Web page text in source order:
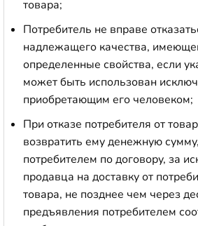
товара;
Потребитель не вправе
надлежащего качества,
определенные свойства, если
может быть использован
приобретающим его человеком;
При отказе потребителя от
возвратить ему денежную
потребителем по договору, за
продавца на доставку от
товара, не позднее чем через
предъявления потребителем